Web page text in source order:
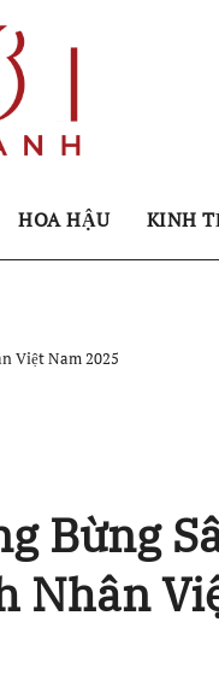
HOA HẬU KINH
Việt Nam 2025
Bừng
Nhân